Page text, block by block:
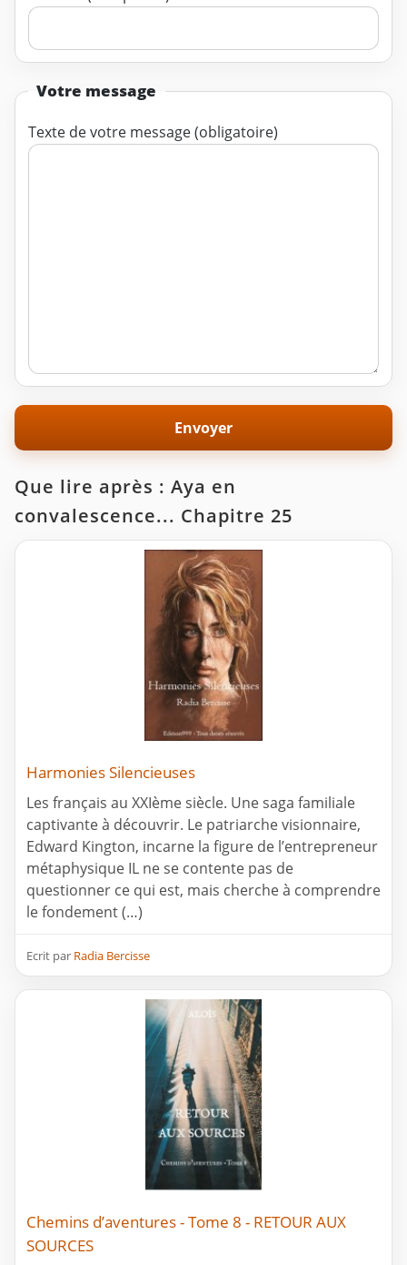
Votre message
Texte de votre message (obligatoire)
Que lire après : Aya en
convalescence... Chapitre 25
Harmonies Silencieuses
Les français au XXIème siècle. Une saga familiale
captivante à découvrir. Le patriarche visionnaire,
Edward Kington, incarne la figure de l’entrepreneur
métaphysique IL ne se contente pas de
questionner ce qui est, mais cherche à comprendre
le fondement (…)
Ecrit par Radia Bercisse
Chemins d’aventures - Tome 8 - RETOUR AUX
SOURCES